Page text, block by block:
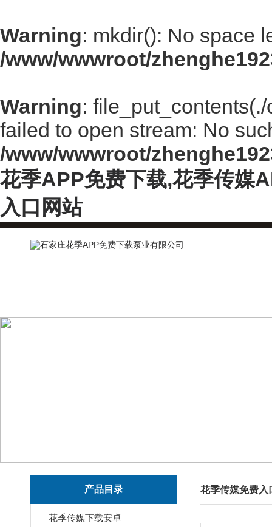
Warning: mkdir(): No space
/www/wwwroot/
Warning:
failed to open stream: No
/www/wwwroot/
花季APP免费下载,花季传媒
入口网站
产品目录
花季传媒下载安卓
花季传媒免费入